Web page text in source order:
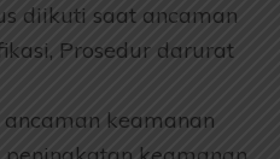
diikuti saat ancaman
Prosedur darurat
keamanan